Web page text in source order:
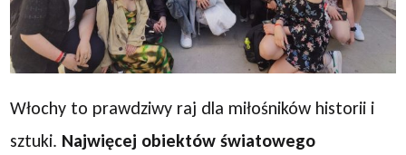
Włochy to prawdziwy raj dla miłośników historii i
sztuki. Najwięcej obiektów światowego